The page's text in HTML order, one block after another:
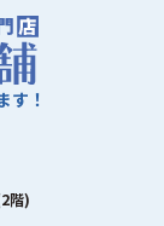
す！
階)